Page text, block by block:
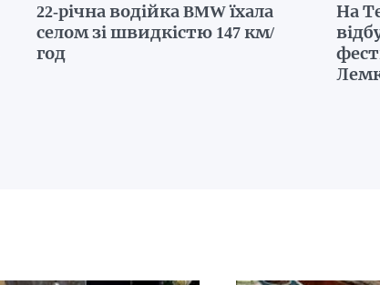
22-річна водійка BMW їхала
селом зі швидкістю 147 км/
год
На